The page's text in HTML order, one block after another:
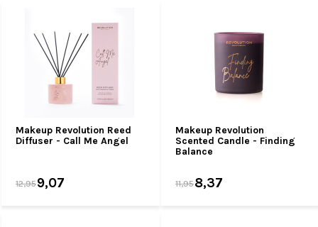
Makeup Revolution Reed
Diffuser - Call Me Angel
12,959,07
Makeup Revolution
Scented Candle - Finding
Balance
11,958,37